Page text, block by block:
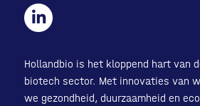
Hollandbio is het kloppend hart van
biotech sector. Met innovaties van
we gezondheid, duurzaamheid en